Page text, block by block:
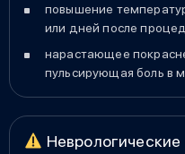
повышение
или дней после
нарастающее
пульсирующая боль в